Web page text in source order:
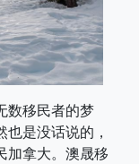
数移民者的梦
是没话说的，
加拿大。澳晟移